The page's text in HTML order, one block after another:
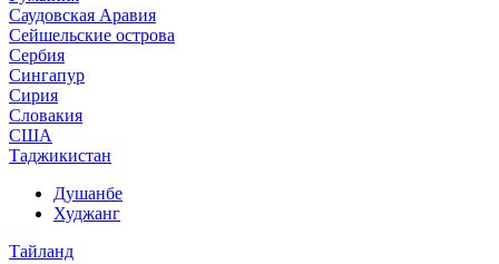
Саудовская Аравия
Сейшельские острова
Сербия
Сингапур
Сирия
Словакия
США
Таджикистан
Душанбе
Худжанг
Тайланд